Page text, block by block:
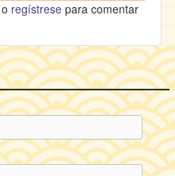
o regístrese para comentar